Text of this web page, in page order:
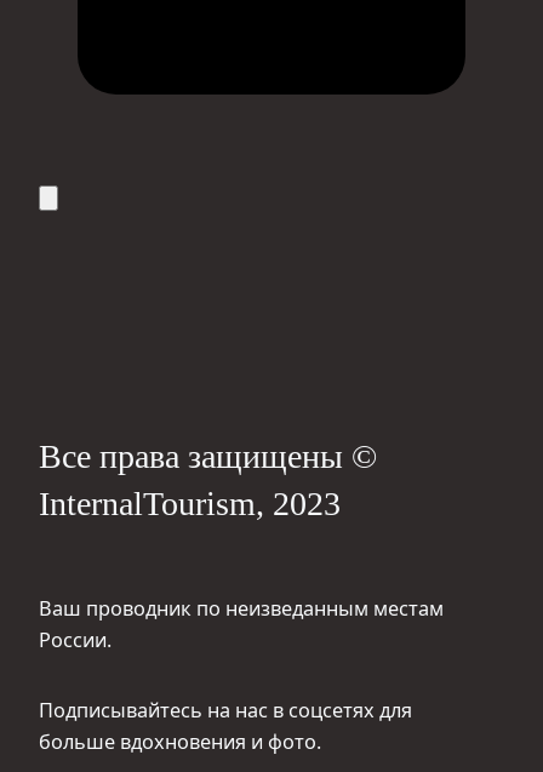
Все права защищены ©
InternalTourism, 2023
Ваш проводник по неизведанным местам
России.
Подписывайтесь на нас в соцсетях для
больше вдохновения и фото.